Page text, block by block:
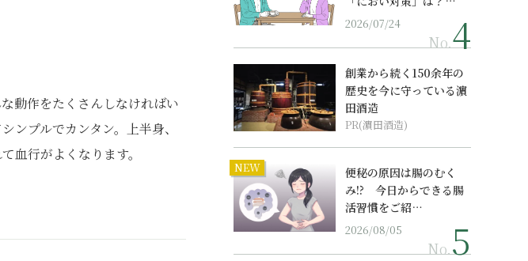
動作をたくさんしなければい
ンプルでカンタン。上半身、
血行がよくなります。
2026/07/24
No.
創業から続く150余年の
歴史を今に守っている濵
田酒造
PR(濵田酒造)
NEW
便秘の原因は腸のむく
み!? 今日からできる腸
活習慣をご紹…
2026/08/05
No.